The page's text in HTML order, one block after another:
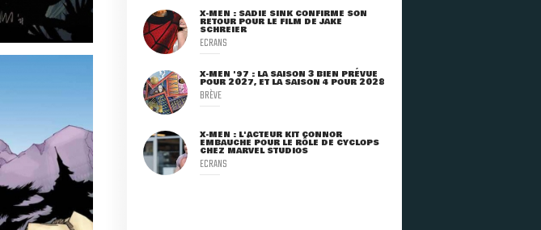
X-MEN : SADIE SINK CONFIRME SON
RETOUR POUR LE FILM DE JAKE
SCHREIER
ECRANS
X-MEN '97 : LA SAISON 3 BIEN PRÉVUE
POUR 2027, ET LA SAISON 4 POUR 2028
BRÈVE
X-MEN : L'ACTEUR KIT CONNOR
EMBAUCHÉ POUR LE RÔLE DE CYCLOPS
CHEZ MARVEL STUDIOS
ECRANS